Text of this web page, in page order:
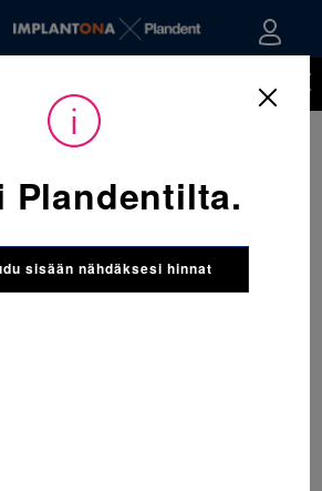
Oikominen / Muut oikomishoidon tarvikkeet
Ylä 6 oikea 1 x 1 kpl
renkaille.
1 x 1 kpl
Plandentilta.
sisään nähdäksesi hinnat